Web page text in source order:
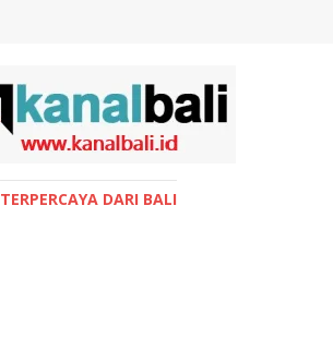
TERPERCAYA DARI BALI